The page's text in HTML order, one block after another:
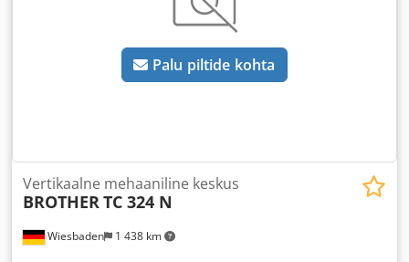
Palu piltide kohta
Wiesbaden 1 438 km
Vertikaalne mehaaniline keskus
BROTHERTC 324 N